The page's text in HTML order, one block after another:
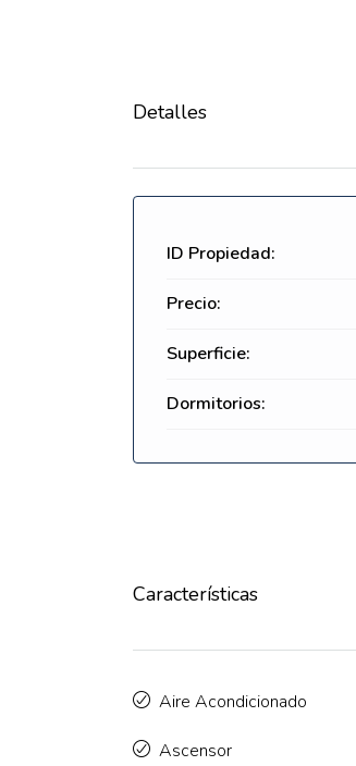
Detalles
ID Propiedad:
Precio:
Superficie:
Dormitorios:
Características
Aire Acondicionado
Ascensor